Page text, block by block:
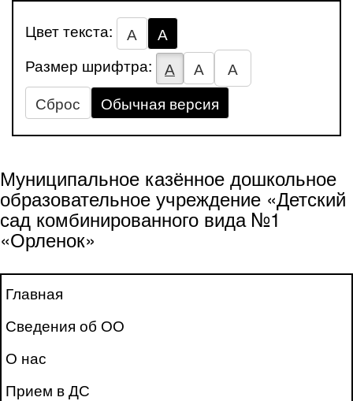
Цвет текста: А
А
Размер шрифтра:
А А
А
Сброс
Обычная версия
Муниципальное казённое дошкольное
образовательное учреждение «Детский
сад комбинированного вида №1
«Орленок»
Главная
Сведения об ОО
О нас
Прием в ДС